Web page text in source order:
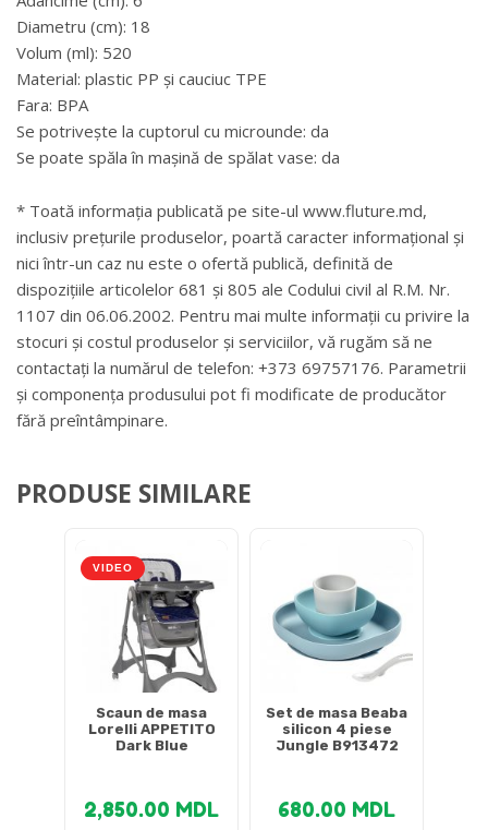
Diametru (cm): 18
Volum (ml): 520
Material: plastic PP și cauciuc TPE
Fara: BPA
Se potrivește la cuptorul cu microunde: da
Se poate spăla în mașină de spălat vase: da
* Toată informația publicată pe site-ul www.fluture.md,
inclusiv prețurile produselor, poartă caracter informațional și
nici într-un caz nu este o ofertă publică, definită de
dispozițiile articolelor 681 și 805 ale Codului civil al R.M. Nr.
1107 din 06.06.2002. Pentru mai multe informații cu privire la
stocuri și costul produselor și serviciilor, vă rugăm să ne
contactați la numărul de telefon: +373 69757176. Parametrii
și componența produsului pot fi modificate de producător
fără preîntâmpinare.
PRODUSE SIMILARE
VIDEO
Scaun de masa
Lorelli APPETITO
Dark Blue
2,850.00 MDL
Set de masa Beaba
silicon 4 piese
Jungle B913472
680.00 MDL